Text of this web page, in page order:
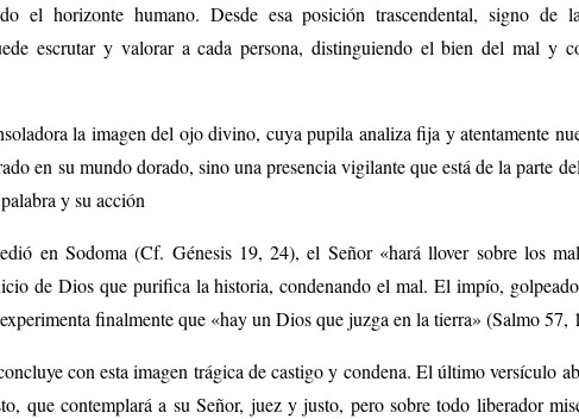
el horizonte humano. Desde esa posición trascendental, signo de
escrutar y valorar a cada persona, distinguiendo el bien del mal y
la imagen del ojo divino, cuya pupila analiza fija y atentamente
en su mundo dorado, sino una presencia vigilante que está de la parte
y su acción
en Sodoma (Cf. Génesis 19, 24), el Señor «hará llover sobre los
de Dios que purifica la historia, condenando el mal. El impío,
finalmente que «hay un Dios que juzga en la tierra» (Salmo 57,
con esta imagen trágica de castigo y condena. El último versículo
que contemplará a su Señor, juez y justo, pero sobre todo liberador